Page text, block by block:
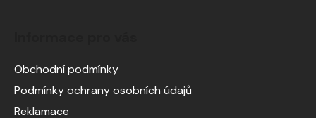
Obchodní podmínky
Podmínky ochrany osobních údajů
Reklamace